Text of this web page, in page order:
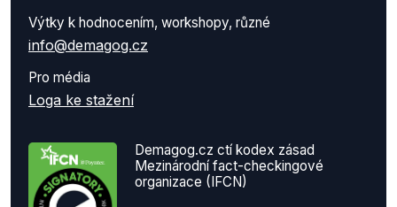
Výtky k hodnocením, workshopy, různé
info@demagog.cz
Pro média
Loga ke stažení
Demagog.cz ctí kodex zásad
Mezinárodní fact-checkingové
organizace (IFCN)